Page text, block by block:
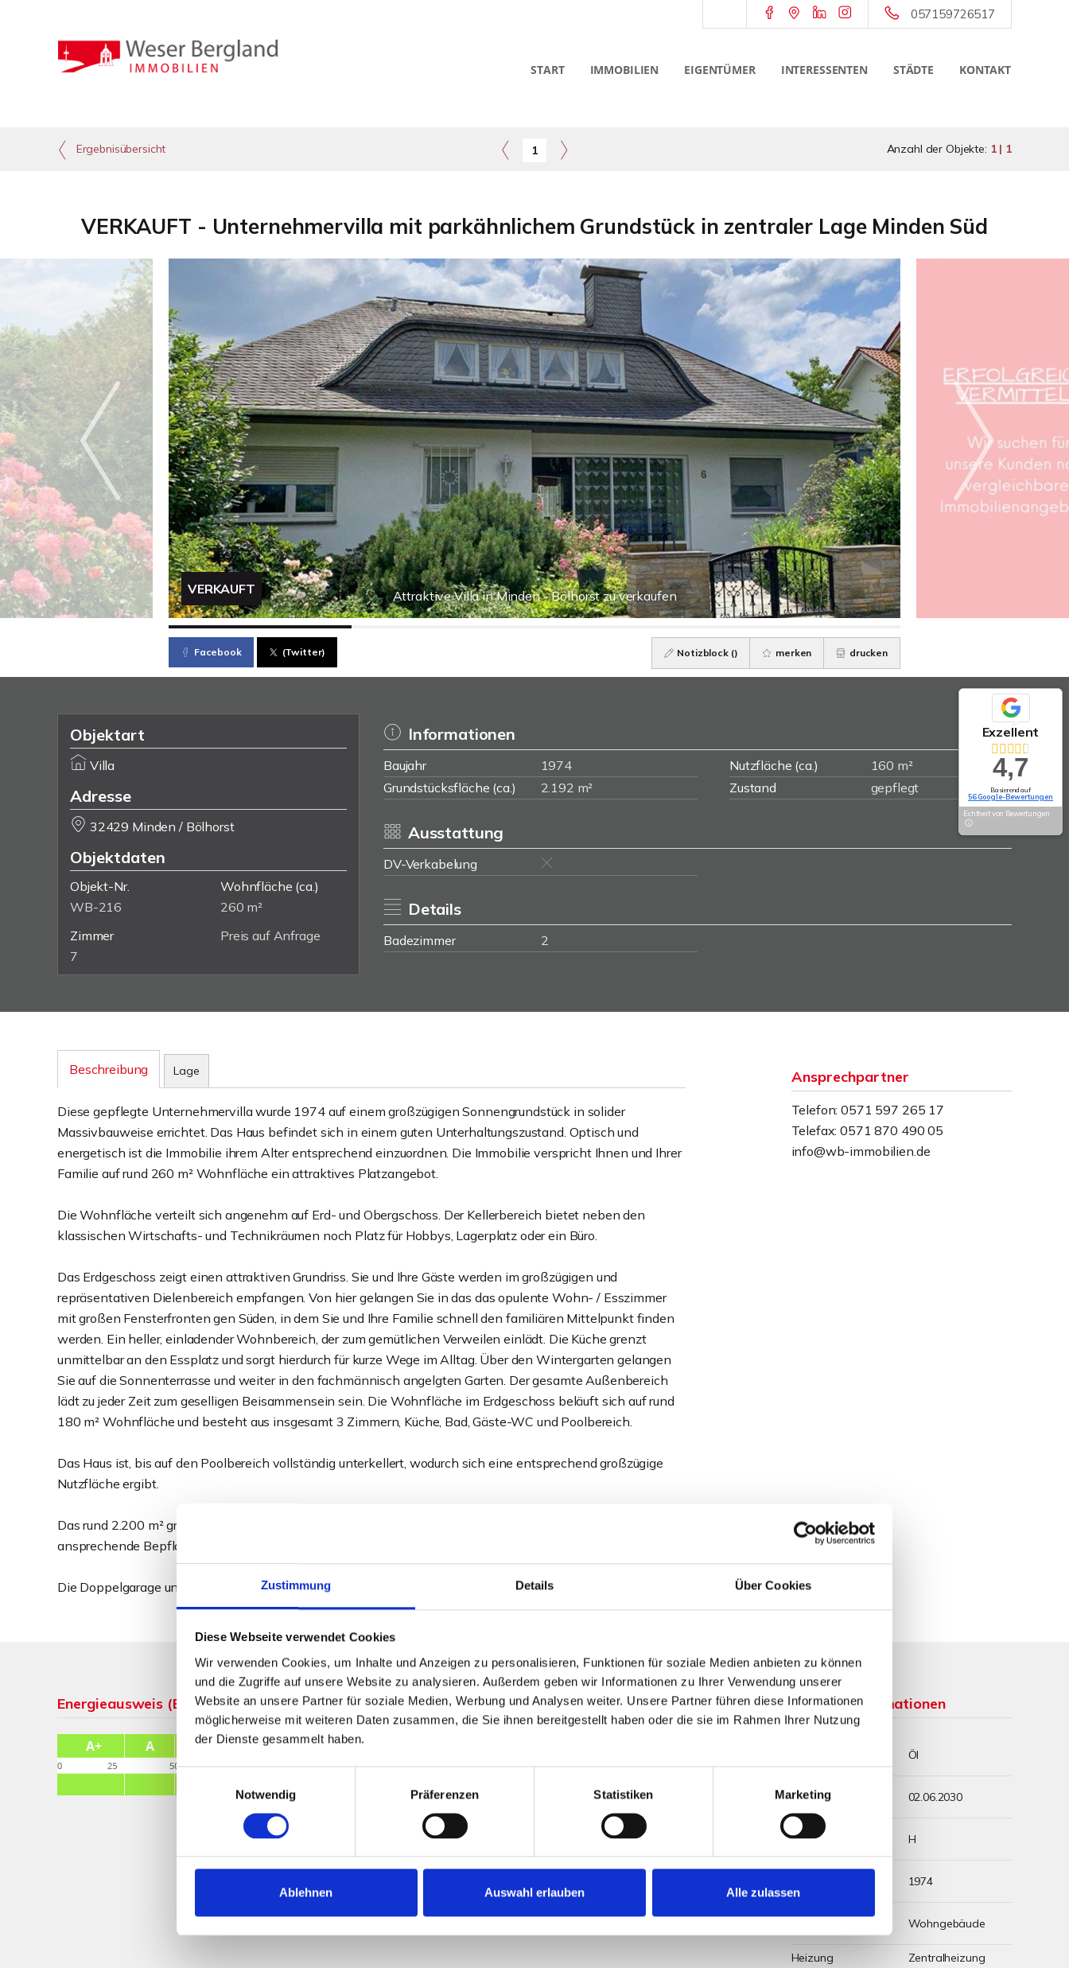
Zustimmung Details Über Cookies
Diese Webseite verwendet Cookies
Wir verwenden Cookies, um Inhalte und Anzeigen zu personalisieren, Funktionen für soziale Medien anbieten zu können
und die Zugriffe auf unsere Website zu analysieren. Außerdem geben wir Informationen zu Ihrer Verwendung unserer
Website an unsere Partner für soziale Medien, Werbung und Analysen weiter. Unsere Partner führen diese Informationen
möglicherweise mit weiteren Daten zusammen, die Sie ihnen bereitgestellt haben oder die sie im Rahmen Ihrer Nutzung
der Dienste gesammelt haben.
Einwilligungsauswahl
Notwendig
Präferenzen Statistiken Marketing
Ablehnen Auswahl erlauben Alle zulassen
057159726517
START IMMOBILIEN EIGENTÜMER INTERESSENTEN STÄDTE KONTAKT
Ergebnisübersicht 1 Anzahl der Objekte: 1 | 1
VERKAUFT - Unternehmervilla mit parkähnlichem Grundstück in zentraler Lage Minden Süd
Attraktive Villa in Minden - Bölhorst zu verkaufen
VERKAUFT
Facebook (Twitter) Notizblock () merken drucken
Objektart
Villa
Adresse
32429 Minden / Bölhorst
Objektdaten
Objekt-Nr.
WB-216
Wohnfläche (ca.)
260 m²
Zimmer
7
Preis auf Anfrage
Informationen
Baujahr 1974 Nutzfläche (ca.)
160 m²
Grundstücksfläche (ca.)
2.192 m² Zustand gepflegt
Ausstattung
DV-Verkabelung
Details
Badezimmer 2
Beschreibung Lage
Diese gepflegte Unternehmervilla wurde 1974 auf einem großzügigen Sonnengrundstück in solider
Massivbauweise errichtet. Das Haus befindet sich in einem guten Unterhaltungszustand. Optisch und
energetisch ist die Immobilie ihrem Alter entsprechend einzuordnen. Die Immobilie verspricht Ihnen und Ihrer
Familie auf rund 260 m² Wohnfläche ein attraktives Platzangebot.
Die Wohnfläche verteilt sich angenehm auf Erd- und Obergschoss. Der Kellerbereich bietet neben den
klassischen Wirtschafts- und Technikräumen noch Platz für Hobbys, Lagerplatz oder ein Büro.
Das Erdgeschoss zeigt einen attraktiven Grundriss. Sie und Ihre Gäste werden im großzügigen und
repräsentativen Dielenbereich empfangen. Von hier gelangen Sie in das das opulente Wohn- / Esszimmer
mit großen Fensterfronten gen Süden, in dem Sie und Ihre Familie schnell den familiären Mittelpunkt finden
werden. Ein heller, einladender Wohnbereich, der zum gemütlichen Verweilen einlädt. Die Küche grenzt
unmittelbar an den Essplatz und sorgt hierdurch für kurze Wege im Alltag. Über den Wintergarten gelangen
Sie auf die Sonnenterrasse und weiter in den fachmännisch angelgten Garten. Der gesamte Außenbereich
lädt zu jeder Zeit zum geselligen Beisammensein sein. Die Wohnfläche im Erdgeschoss beläuft sich auf rund
180 m² Wohnfläche und besteht aus insgesamt 3 Zimmern, Küche, Bad, Gäste-WC und Poolbereich.
Das Haus ist, bis auf den Poolbereich vollständig unterkellert, wodurch sich eine entsprechend großzügige
Nutzfläche ergibt.
Das rund 2.200 m² große Grundstück bietet viel Platz für Jung und Alt. Es ist schön angelegt und zeigt eine
ansprechende Bepflanzung und einen alten, schönen Baumbestand.
Die Doppelgarage und 2 weitere Außenstellplätze komplettieren das großzügige Platzangebot.
Ansprechpartner
Telefon: 0571 597 265 17
Telefax: 0571 870 490 05
info@wb-immobilien.de
Energieausweis (Bedarfsausweis)
261,90 kWh / (m²*a)
Weitere Informationen
Energieträger
Öl
Energieausweis
gültig bis
02.06.2030
Energieausweis
H
Energieausweis
Baujahr
1974
Energieausweis
Gebäudeart
Wohngebäude
Heizung
Zentralheizung
Exzellent
4,7
Basierend auf
56 Google-Bewertungen
Echtheit von Bewertungen